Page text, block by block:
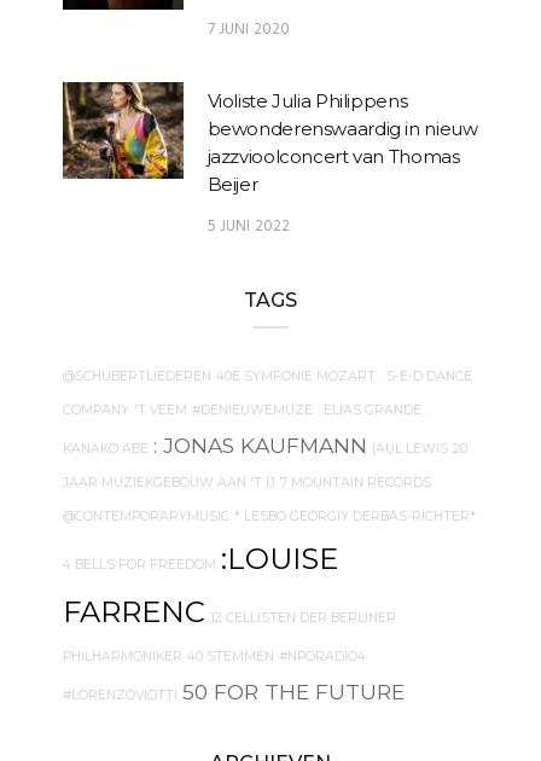
7 JUNI 2020
Violiste Julia Philippens
bewonderenswaardig in nieuw
jazzvioolconcert van Thomas
Beijer
5 JUNI 2022
TAGS
@SCHUBERTLIEDEREN 40E SYMFONIE MOZART . S-E-D DANCE
COMPANY 'T VEEM #DENIEUWEMUZE . ELIAS GRANDE
KANAKO ABE : JONAS KAUFMANN {AUL LEWIS 20
JAAR MUZIEKGEBOUW AAN 'T IJ 7 MOUNTAIN RECORDS
@CONTEMPORARYMUSIC * LESBO GEORGIY DERBAS-RICHTER*
4 BELLS FOR FREEDOM :LOUISE
FARRENC 12 CELLISTEN DER BERLINER
PHILHARMONIKER 40 STEMMEN #NPORADIO4
#LORENZOVIOTTI 50 FOR THE FUTURE